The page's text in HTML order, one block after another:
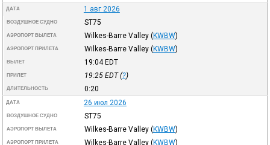
ДАТА 1 авг 2026
ВОЗДУШНОЕ СУДНО ST75
АЭРОПОРТ ВЫЛЕТА Wilkes-Barre Valley (KWBW)
АЭРОПОРТ ПРИЛЕТА Wilkes-Barre Valley (KWBW)
ВЫЛЕТ 19:04EDT
ПРИЛЕТ 19:25 EDT(?)
ДЛИТЕЛЬНОСТЬ 0:20
ДАТА 26 июл 2026
ВОЗДУШНОЕ СУДНО ST75
АЭРОПОРТ ВЫЛЕТА Wilkes-Barre Valley (KWBW)
АЭРОПОРТ ПРИЛЕТА Wilkes-Barre Valley (KWBW)